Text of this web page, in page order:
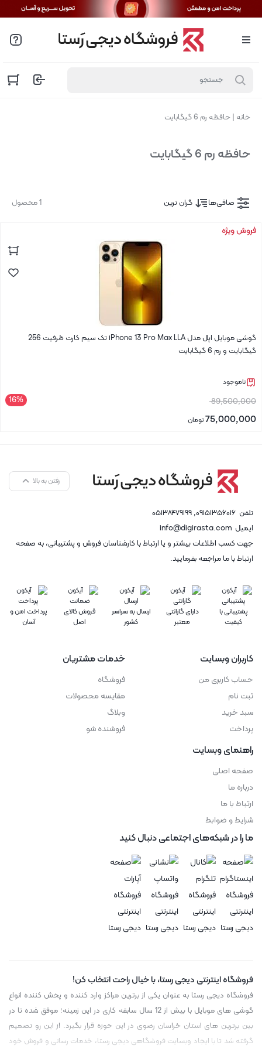
خانه حافظه رم 6 گیگابایت
حافظه رم 6 گیگابایت
1 محصول صافی‌ها گران ترین
فروش ویژه
گوشی موبایل اپل مدل iPhone 13 Pro Max LLA تک سیم‌ کارت ظرفیت 256
گیگابایت و رم 6 گیگابایت
ناموجود
16% 89,500,000قیمت
اصلی75,000,000تومان
رفتن به بالا
تلفن ۰۹۱۵۱۳۵۶۰۱۶,۰۵۱۳۸۴۷۹۱۹۹
ایمیل info@digirasta.com
جهت کسب اطلاعات بیشتر و یا ارتباط با کارشناسان فروش و پشتیبانی، به صفحه
ارتباط با ما مراجعه بفرمایید.
پشتیبانی با
کیفیت
دارای گارانتی
معتبر
ارسال به سراسر
کشور
فروش کالای
اصل
پرداخت امن و
آسان
کاربران وبسایت
حساب کاربری من
ثبت نام
سبد خرید
پرداخت
خدمات مشتریان
فروشگاه
مقایسه محصولات
وبلاگ
فروشنده شو
راهنمای وبسایت
صفحه اصلی
درباره ما
ارتباط با ما
شرایط و ضوابط
ما را در شبکه‌های اجتماعی دنبال کنید
فروشگاه اینترنتی دیجی رستا، با خیال راحت انتخاب کن!
فروشگاه دیجی رستا به عنوان یکی از برترین مراکز وارد کننده و پخش کننده انواع
گوشی های موبایل با بیش از 12 سال سابقه کاری در این زمینه؛ موفق شده تا در
بین برترین های استان خراسان رضوی در این حوزه قرار بگیرد. از این رو تصمیم
گرفته شد تا با ایجاد وبسایت فروشگاهی دیجی رستا، خدمات رسانی و فروش خود